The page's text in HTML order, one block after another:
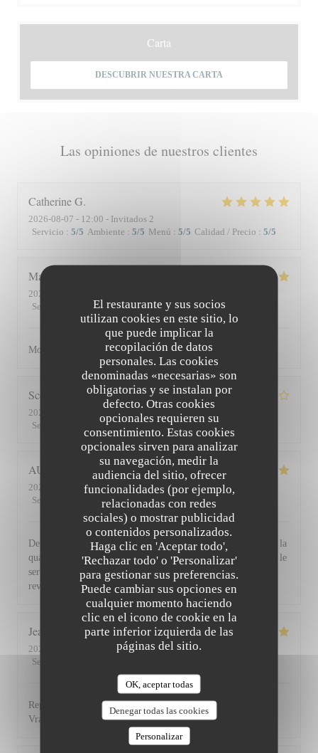
El restaurante y sus socios
utilizan cookies en este sitio, lo
que puede implicar la
recopilación de datos
personales. Las cookies
denominadas «necesarias» son
obligatorias y se instalan por
defecto. Otras cookies
opcionales requieren su
consentimiento. Estas cookies
opcionales sirven para analizar
su navegación, medir la
audiencia del sitio, ofrecer
funcionalidades (por ejemplo,
relacionadas con redes
sociales) o mostrar publicidad
o contenidos personalizados.
Haga clic en 'Aceptar todo',
'Rechazar todo' o 'Personalizar'
para gestionar sus preferencias.
Puede cambiar sus opciones en
cualquier momento haciendo
clic en el icono de cookie en la
parte inferior izquierda de las
páginas del sitio.
OK, aceptar todas
Denegar todas las cookies
Personalizar
Las opiniones de nuestros clientes
CatherineG
2026-08-07 - 12:00 - Invitados 2
Servicio : 5/5 Ambiente : 5/5 Menú : 5/5 Calidad / Precio : 5/5
Matthieu
2026-08-01
Servicio
Ambiente: 5/5 Menú: 5/5 Calidad / Precio
Moment superbe, du service à l’assiette !
Scott
2026-07-30
- 19:45 - Invitados 3
Servicio
Ambiente: 3/5 Menú: 4/5 Calidad / Precio
AUDE
2026-07-30
- 19:30 - Invitados 2
Servicio
Ambiente: 5/5 Menú: 5/5 Calidad / Precio
De l'accueil souriant et chaleureux comme à la maison jusqu'à la
qualité et la présentation de l'assiette (poissons) en passant par le
service du vin, nous avons apprécié ce dîner et souhaitons
revenir. Bravo & merci +++
Jean Louis D
2026-07-30
- 13:00 - Invitados 2
Servicio
Repas excellent de l’entrée au dessert. Service impeccable.
Vraiment top. Je recommande.
Carta
DESCUBRIR NUESTRA CARTA